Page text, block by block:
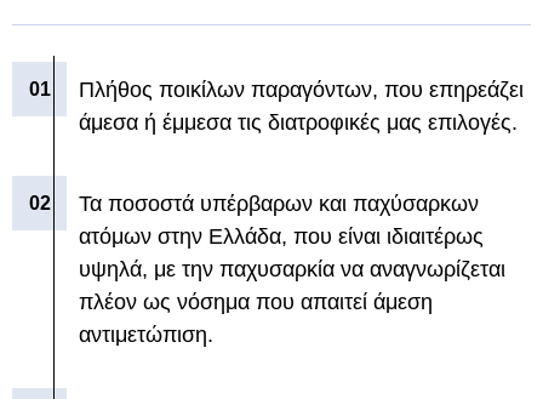
Πλήθος ποικίλων παραγόντων, που επηρεάζει
άμεσα ή έμμεσα τις διατροφικές μας επιλογές.
Τα ποσοστά υπέρβαρων και παχύσαρκων
ατόμων στην Ελλάδα, που είναι ιδιαιτέρως
υψηλά, με την παχυσαρκία να αναγνωρίζεται
πλέον ως νόσημα που απαιτεί άμεση
αντιμετώπιση.